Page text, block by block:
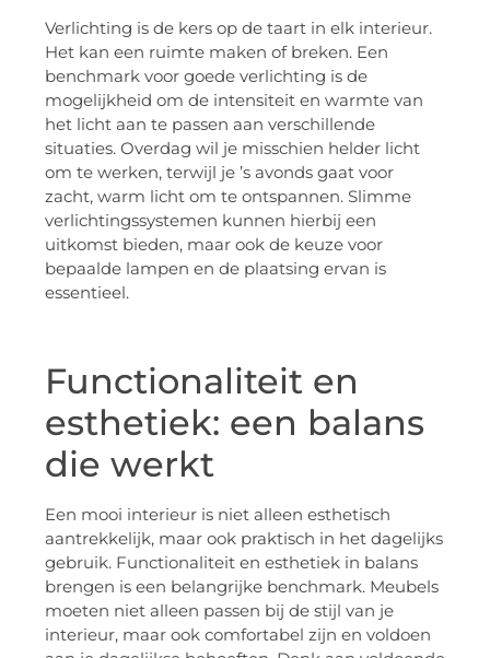
Verlichting is de kers op de taart in elk interieur.
Het kan een ruimte maken of breken. Een
benchmark voor goede verlichting is de
mogelijkheid om de intensiteit en warmte van
het licht aan te passen aan verschillende
situaties. Overdag wil je misschien helder licht
om te werken, terwijl je ’s avonds gaat voor
zacht, warm licht om te ontspannen. Slimme
verlichtingssystemen kunnen hierbij een
uitkomst bieden, maar ook de keuze voor
bepaalde lampen en de plaatsing ervan is
essentieel.
Functionaliteit en
esthetiek: een balans
die werkt
Een mooi interieur is niet alleen esthetisch
aantrekkelijk, maar ook praktisch in het dagelijks
gebruik. Functionaliteit en esthetiek in balans
brengen is een belangrijke benchmark. Meubels
moeten niet alleen passen bij de stijl van je
interieur, maar ook comfortabel zijn en voldoen